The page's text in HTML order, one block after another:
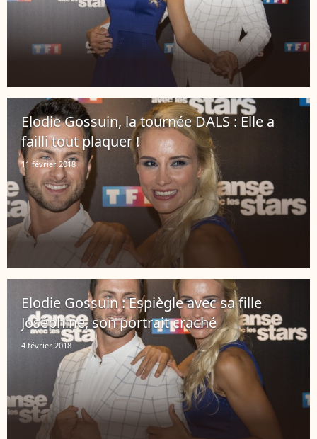
Elodie Gossuin, la tournée DALS : Elle a
failli tout plaquer !
11 février 2018
Elodie Gossuin : Espiègle avec sa fille
Joséphine, son portrait craché
4 février 2018